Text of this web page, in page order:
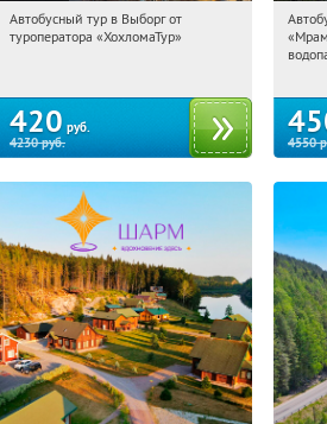
13:50:04 Купили:
Автобусный тур в Выборг от
туроператора «ХохломаТур»
420 руб.
4230руб.
4550